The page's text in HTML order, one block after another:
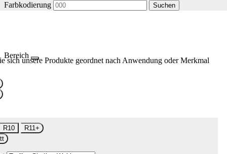
Farbkodierung Suchen
Bereich
sich unsere Produkte geordnet nach Anwendung oder Merkmal
R10
R11+